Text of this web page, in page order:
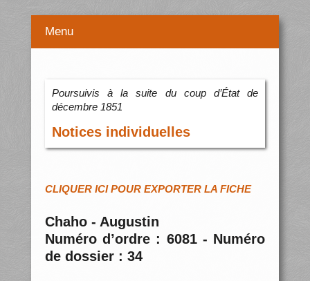
Menu
Poursuivis à la suite du coup d’État de
décembre 1851
Notices individuelles
CLIQUER ICI POUR EXPORTER LA FICHE
Chaho - Augustin
Numéro d’ordre : 6081 - Numéro
de dossier : 34